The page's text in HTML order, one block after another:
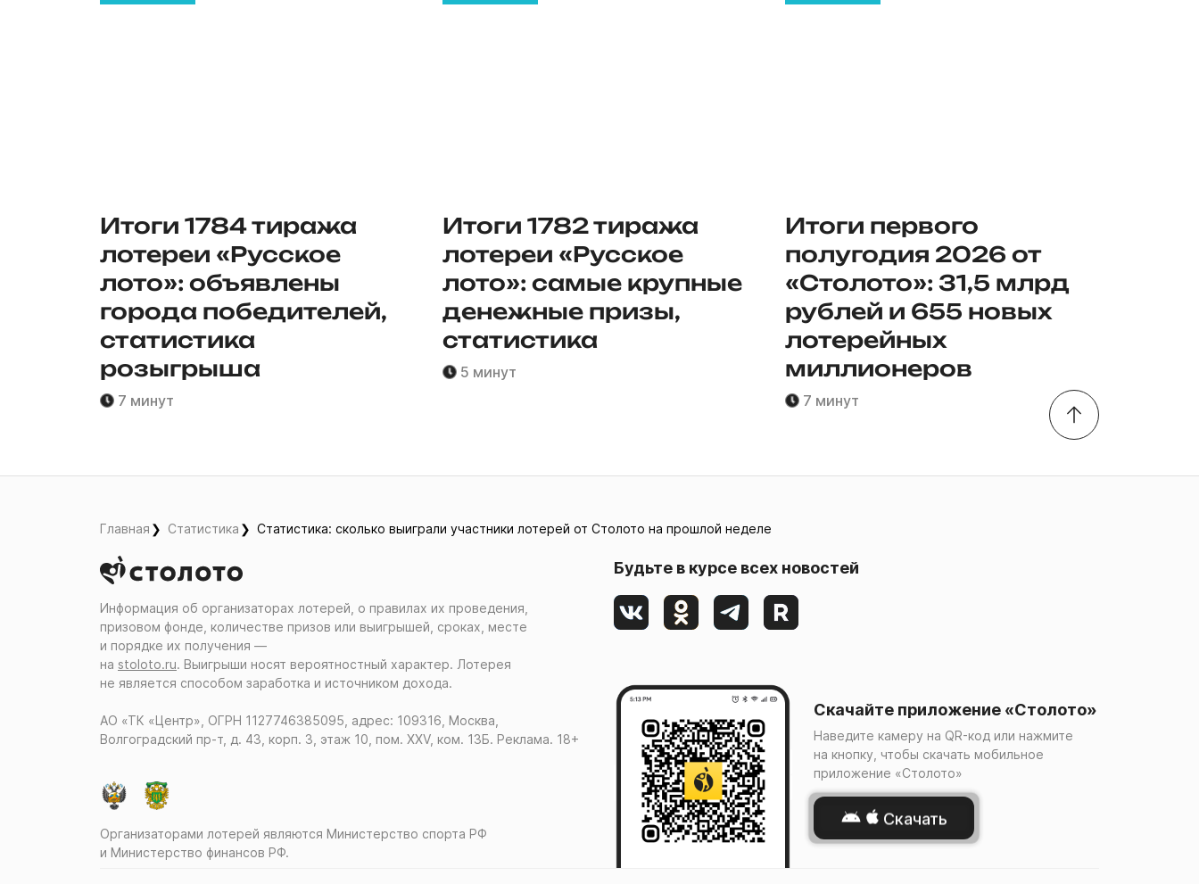
Итоги 1784 тиража
лотереи «Русское
лото»: объявлены
города победителей,
статистика
розыгрыша
7 минут
Итоги 1782 тиража
лотереи «Русское
лото»: самые крупные
денежные призы,
статистика
5 минут
Итоги первого
полугодия 2026 от
«Столото»: 31,5 млрд
рублей и 655 новых
лотерейных
миллионеров
7 минут
Главная Статистика Статистика: сколько выиграли участники лотерей от Столото на прошлой неделе
Информация об организаторах лотерей, о правилах их проведения,
призовом фонде, количестве призов или выигрышей, сроках, месте
и порядке их получения ―
на stoloto.ru. Выигрыши носят вероятностный характер. Лотерея
не является способом заработка и источником дохода.
АО «ТК «Центр», ОГРН 1127746385095, адрес: 109316, Москва,
Волгоградский пр-т, д. 43, корп. 3, этаж 10, пом. XXV, ком. 13Б. Реклама. 18+
Организаторами лотерей являются Министерство спорта РФ
и Министерство финансов РФ.
Будьте в курсе всех новостей
Скачайте приложение «Столото»
Наведите камеру на QR-код или нажмите
на кнопку, чтобы скачать мобильное
приложение «Столото»
Скачать